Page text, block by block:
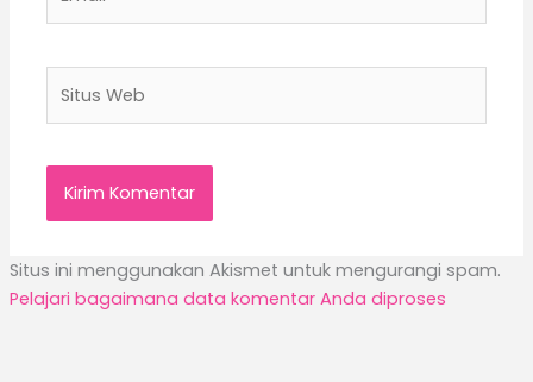
Web
Situs ini menggunakan Akismet untuk mengurangi spam.
Pelajari bagaimana data komentar Anda diproses